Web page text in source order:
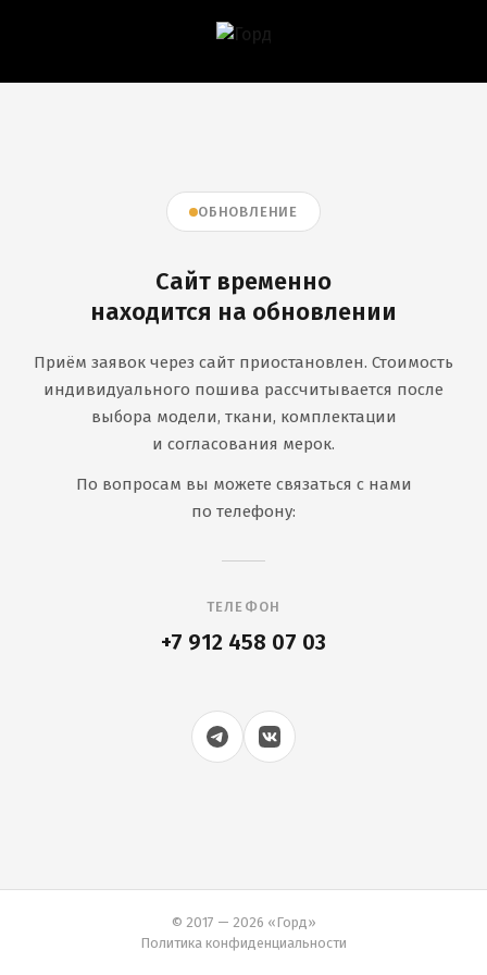
ОБНОВЛЕНИЕ
Сайт временно
находится на обновлении
Приём заявок через сайт приостановлен. Стоимость
индивидуального пошива рассчитывается после
выбора модели, ткани, комплектации
и согласования мерок.
По вопросам вы можете связаться с нами
по телефону:
ТЕЛЕФОН
+7 912 458 07 03
© 2017 — 2026 «Горд»
Политика конфиденциальности